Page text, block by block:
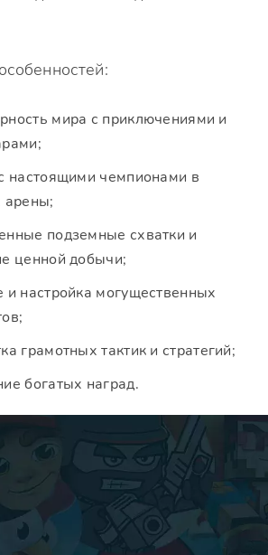
мира с приключениями и
настоящими чемпионами в
арены;
подземные схватки и
ценной добычи;
и настройка могущественных
грамотных тактик и стратегий;
богатых наград.